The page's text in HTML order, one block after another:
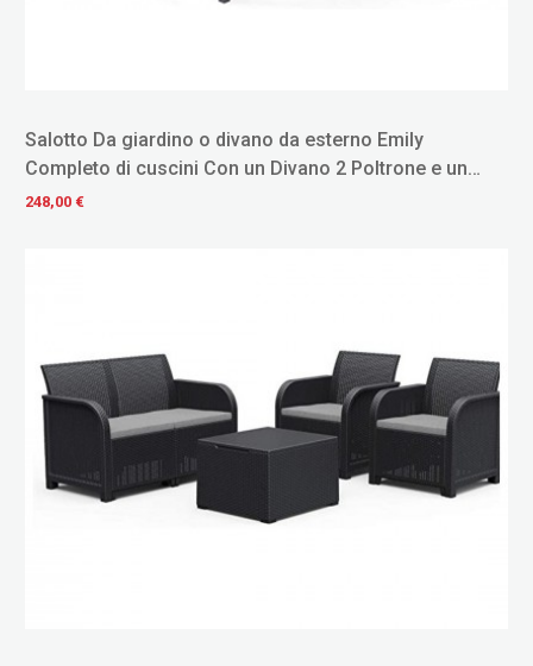
Salotto Da giardino o divano da esterno Emily
Completo di cuscini Con un Divano 2 Poltrone e un
Tavolino
248,00 €